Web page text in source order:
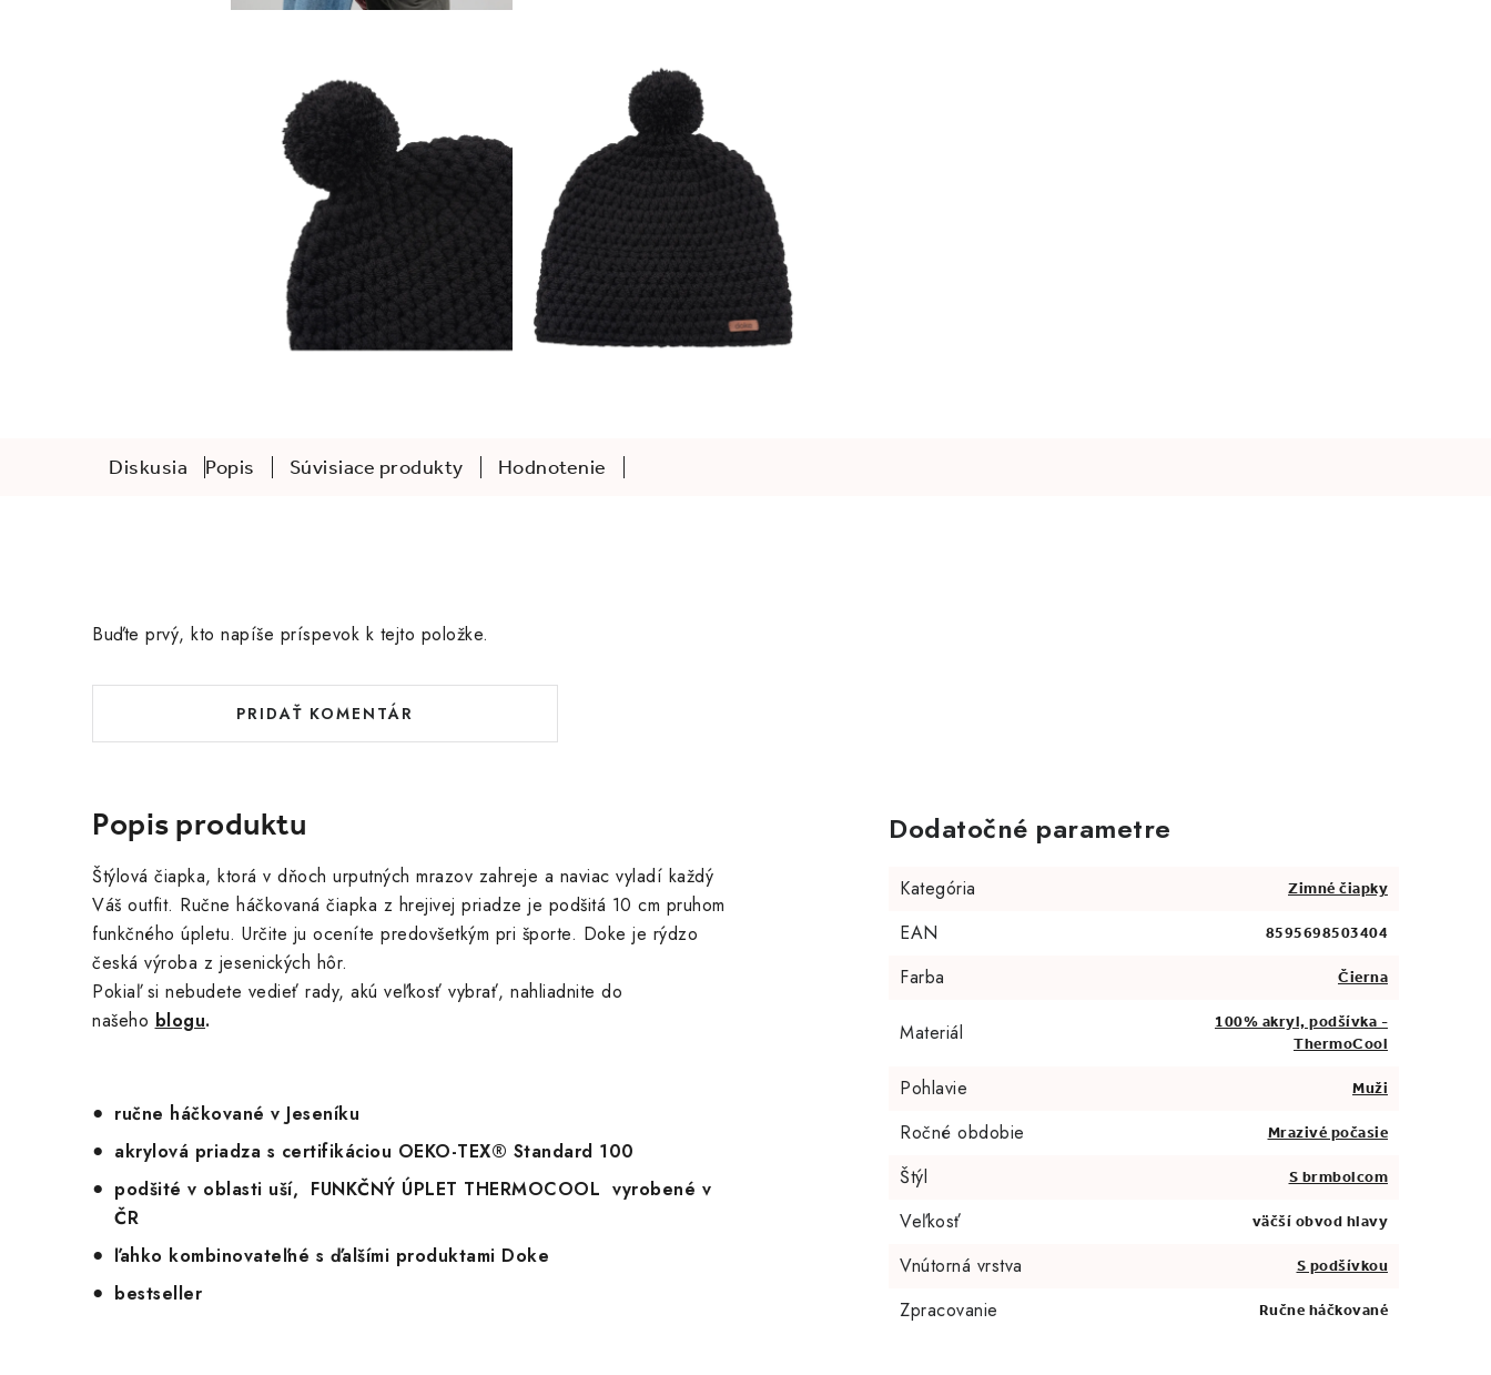
Popis Hodnotenie
Diskusia Súvisiace produkty
Popis produktu
Štýlová čiapka, ktorá v dňoch urputných mrazov zahreje a naviac vyladí každý
Váš outfit. Ručne háčkovaná čiapka z hrejivej priadze je podšitá 10 cm pruhom
funkčného úpletu. Určite ju oceníte predovšetkým pri športe. Doke je rýdzo
česká výroba z jesenických hôr.
Pokiaľ si nebudete vedieť rady, akú veľkosť vybrať, nahliadnite do
našeho blogu.
ručne háčkované v Jeseníku
akrylová priadza s certifikáciou OEKO-TEX® Standard 100
podšité v oblasti uší, FUNKČNÝ ÚPLET THERMOCOOL vyrobené v
ČR
ľahko kombinovateľné s ďalšími produktami Doke
bestseller
Dodatočné parametre
Kategória Zimné čiapky
EAN 8595698503404
Farba Čierna
Materiál
100% akryl, podšívka -
ThermoCool
Pohlavie Muži
Ročné obdobie Mrazivé počasie
Štýl S brmbolcom
Veľkosť väčší obvod hlavy
Vnútorná vrstva S podšívkou
Zpracovanie Ručne háčkované
Buďte prvý, kto napíše príspevok k tejto položke.
PRIDAŤ KOMENTÁR